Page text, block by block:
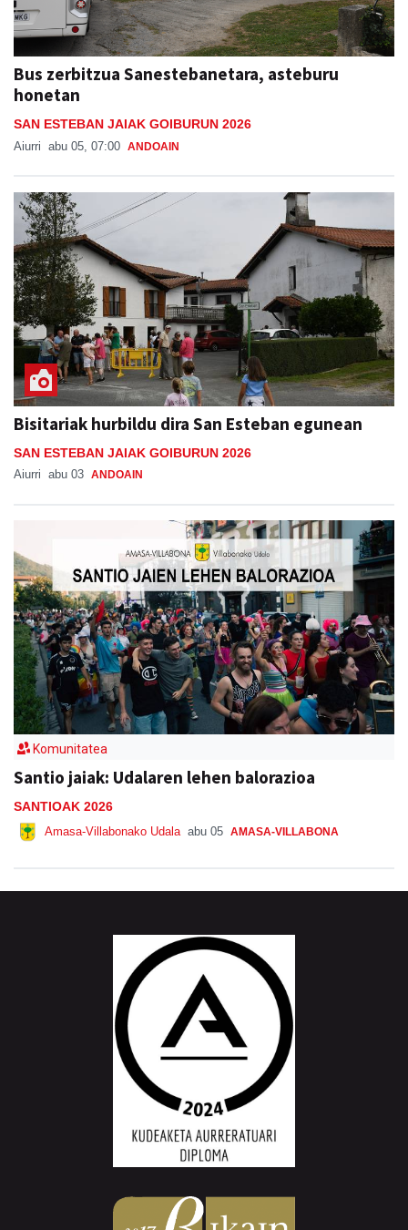
Bus zerbitzua Sanestebanetara, asteburu
honetan
SAN ESTEBAN JAIAK GOIBURUN 2026
Aiurri abu 05, 07:00 ANDOAIN
Bisitariak hurbildu dira San Esteban egunean
SAN ESTEBAN JAIAK GOIBURUN 2026
Aiurri abu 03 ANDOAIN
Komunitatea
Santio jaiak: Udalaren lehen balorazioa
SANTIOAK 2026
Amasa-Villabonako Udala abu 05 AMASA-VILLABONA